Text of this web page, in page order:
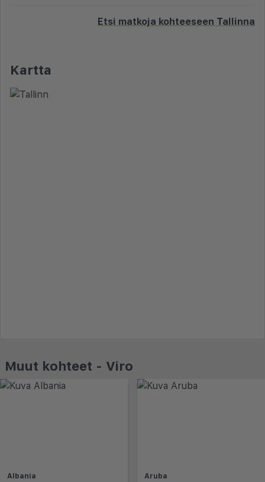
Etsi matkoja kohteeseen Tallinna
Kartta
Muut kohteet - Viro
Albania Aruba